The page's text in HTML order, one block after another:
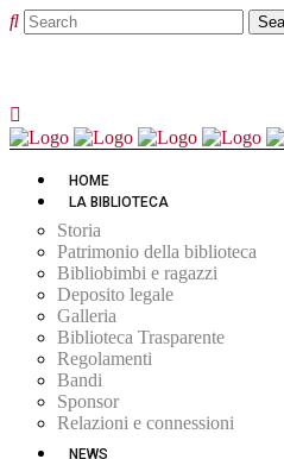
HOME
LA BIBLIOTECA
Storia
Patrimonio della biblioteca
Bibliobimbi e ragazzi
Deposito legale
Galleria
Biblioteca Trasparente
Regolamenti
Bandi
Sponsor
Relazioni e connessioni
NEWS